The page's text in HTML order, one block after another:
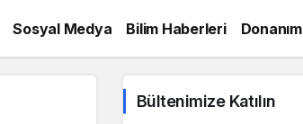
Sosyal Medya Bilim Haberleri Donanım
Bültenimize Katılın